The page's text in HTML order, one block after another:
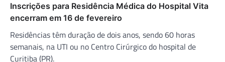
Inscrições para Residência Médica do Hospital Vita
encerram em 16 de fevereiro
Residências têm duração de dois anos, sendo 60 horas
semanais, na UTI ou no Centro Cirúrgico do hospital de
Curitiba (PR).